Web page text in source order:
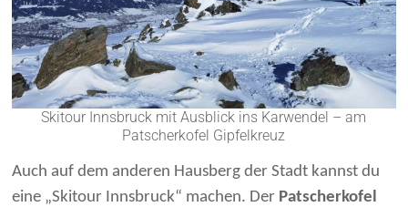
Skitour Innsbruck mit Ausblick ins Karwendel – am
Patscherkofel Gipfelkreuz
Auch auf dem anderen Hausberg der Stadt kannst du
eine „Skitour Innsbruck“ machen. Der Patscherkofel